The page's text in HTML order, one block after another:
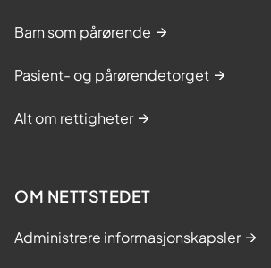
Barn som pårørende
Pasient- og pårørendetorget
Alt om rettigheter
OM NETTSTEDET
Administrere informasjonskapsler